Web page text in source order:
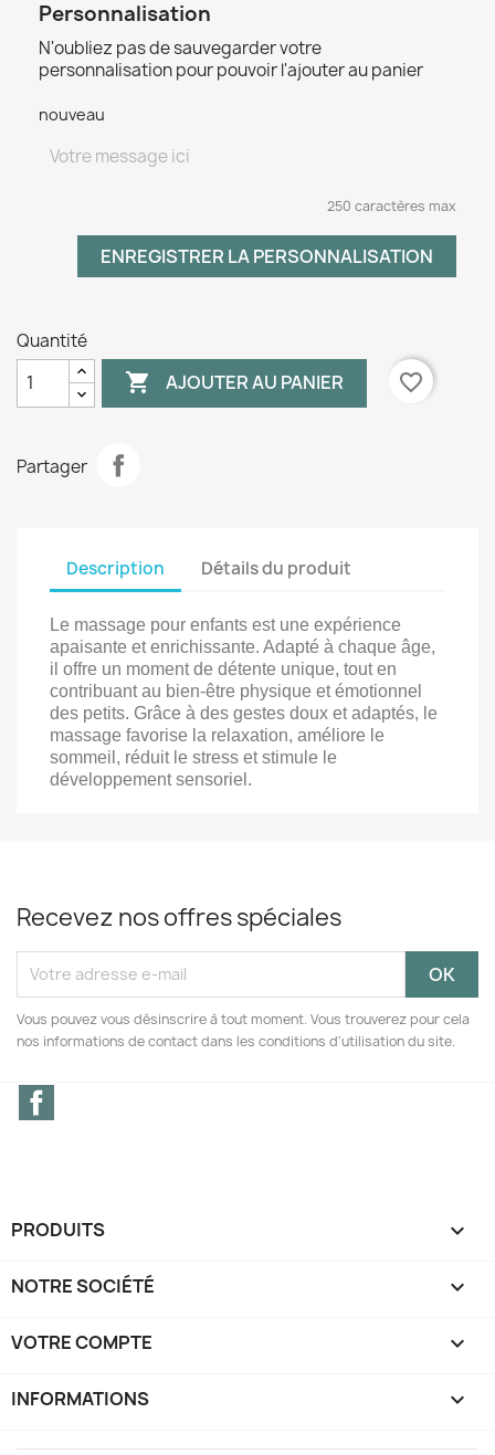
Personnalisation
N'oubliez pas de sauvegarder votre
personnalisation pour pouvoir l'ajouter au panier
nouveau
250 caractères max
ENREGISTRER LA PERSONNALISATION
Quantité
 AJOUTER AU PANIER favorite_border
Partager
Description Détails du produit
Le massage pour enfants est une expérience
apaisante et enrichissante. Adapté à chaque âge,
il offre un moment de détente unique, tout en
contribuant au bien-être physique et émotionnel
des petits. Grâce à des gestes doux et adaptés, le
massage favorise la relaxation, améliore le
sommeil, réduit le stress et stimule le
développement sensoriel.
Recevez nos offres spéciales
Vous pouvez vous désinscrire à tout moment. Vous trouverez pour cela
nos informations de contact dans les conditions d'utilisation du site.
PRODUITS 
NOTRE SOCIÉTÉ 
VOTRE COMPTE 
INFORMATIONS keyboard_arrow_down